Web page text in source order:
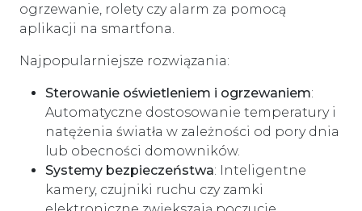
ogrzewanie, rolety czy alarm za pomocą
aplikacji na smartfona.
Najpopularniejsze rozwiązania:
Sterowanie oświetleniem i ogrzewaniem:
Automatyczne dostosowanie temperatury i
natężenia światła w zależności od pory dnia
lub obecności domowników.
Systemy bezpieczeństwa: Inteligentne
kamery, czujniki ruchu czy zamki